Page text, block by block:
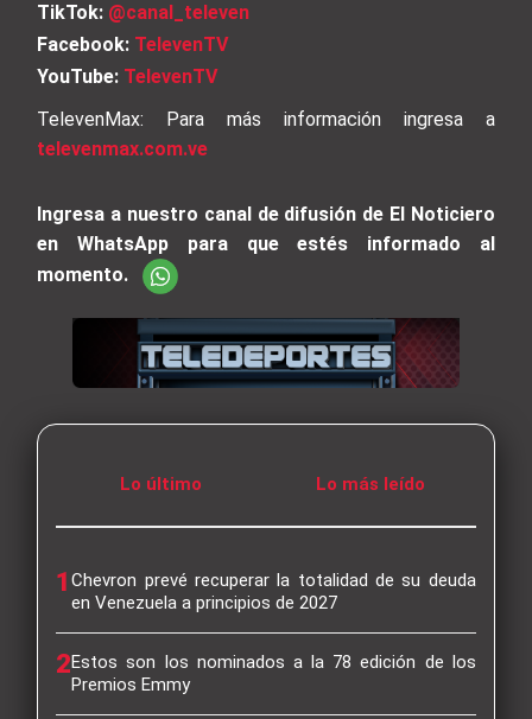
TikTok: @canal_televen
Facebook: TelevenTV
YouTube: TelevenTV
TelevenMax: Para más información ingresa a
televenmax.com.ve
Ingresa a nuestro canal de difusión de El Noticiero
en WhatsApp para que estés informado al
momento.
Lo último Lo más leído
1Chevron prevé recuperar la totalidad de su deuda
en Venezuela a principios de 2027
2Estos son los nominados a la 78 edición de los
Premios Emmy